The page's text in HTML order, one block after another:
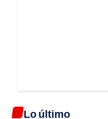
Lo último